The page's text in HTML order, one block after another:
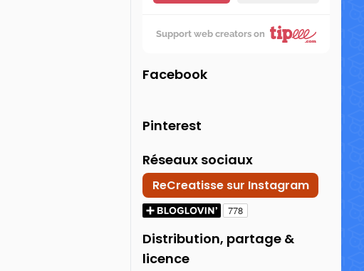
Support web creators on
Facebook
Pinterest
Réseaux sociaux
ReCreatisse sur Instagram
Distribution, partage &
licence